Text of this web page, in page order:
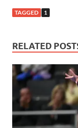
TAGGED 1
RELATED